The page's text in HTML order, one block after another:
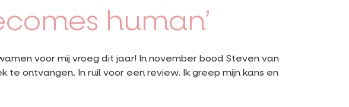
human’
voor mij vroeg dit jaar! In november bood Steven van
ontvangen. In ruil voor een review. Ik greep mijn kans en